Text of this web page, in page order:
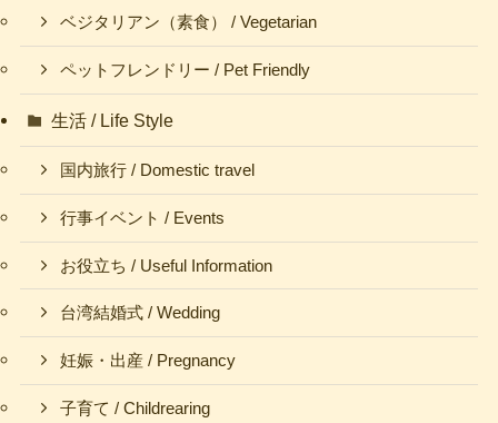
ベジタリアン（素食） / Vegetarian
ペットフレンドリー / Pet Friendly
生活 / Life Style
国内旅行 / Domestic travel
行事イベント / Events
お役立ち / Useful Information
台湾結婚式 / Wedding
妊娠・出産 / Pregnancy
子育て / Childrearing